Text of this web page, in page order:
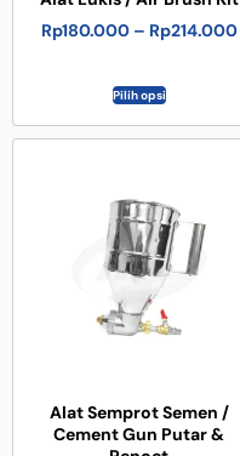
Rp180.000 – Rp214.000
Pilih opsi
Alat Semprot Semen /
Cement Gun Putar &